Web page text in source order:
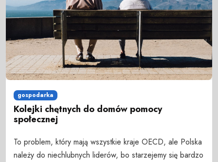
gospodarka
Kolejki chętnych do domów pomocy
społecznej
To problem, który mają wszystkie kraje OECD, ale Polska
należy do niechlubnych liderów, bo starzejemy się bardzo